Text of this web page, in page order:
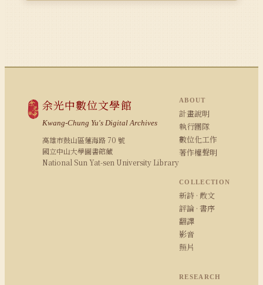
余光中數位文學館
Kwang-Chung Yu's Digital Archives
高雄市鼓山區蓮海路 70 號
國立中山大學圖書館藏
National Sun Yat-sen University Library
ABOUT
計畫說明
執行團隊
數位化工作
著作權聲明
COLLECTION
新詩 · 散文
評論 · 書序
翻譯
影音
照片
RESEARCH